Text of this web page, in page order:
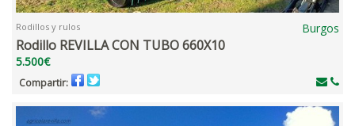
Rodillos y rulos Burgos
Rodillo REVILLA CON TUBO 660X10
5.500€
Compartir: